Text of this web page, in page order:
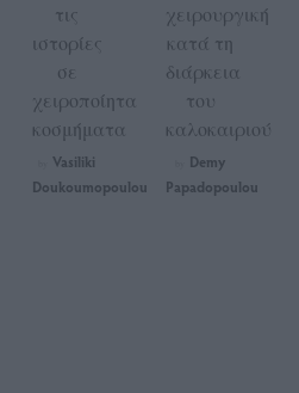
τις
ιστορίες
σε
χειροποίητα
κοσμήματα
Vasiliki
Doukoumopoulou
χειρουργική
κατά τη
διάρκεια
του
καλοκαιριού
Demy
Papadopoulou